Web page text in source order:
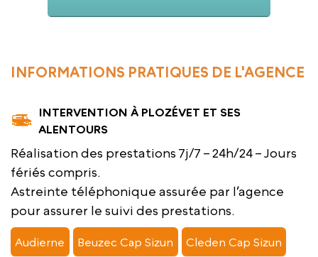
INFORMATIONS PRATIQUES DE L'AGENCE
INTERVENTION À PLOZÉVET ET SES
ALENTOURS
Réalisation des prestations 7j/7 – 24h/24 – Jours
fériés compris.
Astreinte téléphonique assurée par l’agence
pour assurer le suivi des prestations.
Audierne Beuzec Cap Sizun Cleden Cap Sizun